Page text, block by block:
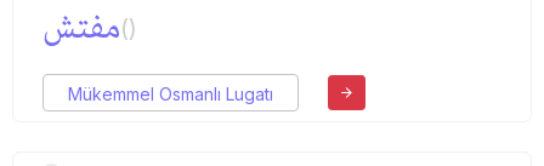
مفتش()
Mükemmel Osmanlı Lugatı